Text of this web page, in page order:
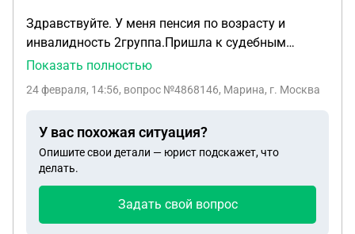
Здравствуйте. У меня пенсия по возрасту и
инвалидность 2группа.Пришла к судебным
приставам и написала заявление о том что буду
прожиточный минимум. Прошла неделя,я
арестовали. 3260 списали. Могу ли я потребовать
вернуть деньги.? Ещё вопрос устроюсь на работу
на 04 ставки 17.600,с меня эту сумму будут всю
на ту же карту куда переводят пенсию.
Показать полностью
24 февраля, 14:56, вопрос №4868146, Марина, г. Москва
У вас похожая ситуация?
Опишите свои детали — юрист подскажет, что
делать.
Задать свой вопрос